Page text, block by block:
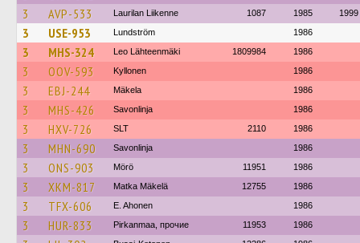
3 AVP-533 Laurilan Liikenne 1087 1985 1999
3 USE-953 Lundström 1986
3 MHS-324 Leo Lähteenmäki 1809984 1986
3 OOV-593 Kyllonen 1986
3 EBJ-244 Mäkela 1986
3 MHS-426 Savonlinja 1986
3 HXV-726 SLT 2110 1986
3 MHN-690 Savonlinja 1986
3 ONS-903 Mörö 11951 1986
3 XKM-817 Matka Mäkelä 12755 1986
3 TFX-606 E. Ahonen 1986
3 HUR-833 Pirkanmaa, прочие 11953 1986